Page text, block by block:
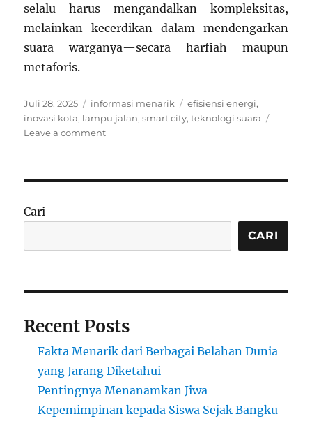
selalu harus mengandalkan kompleksitas,
melainkan kecerdikan dalam mendengarkan
suara warganya—secara harfiah maupun
metaforis.
Posted
on
Juli 28, 2025 Categories
informasi menarik Tags
efisiensi energi,
inovasi kota, lampu jalan,smart city,teknologi suara
Leave a commenton
Menyala
Volume
Cari
CARI
Recent Posts
Fakta Menarik dari Berbagai Belahan Dunia
yang Jarang Diketahui
Pentingnya Menanamkan Jiwa
Kepemimpinan kepada Siswa Sejak Bangku